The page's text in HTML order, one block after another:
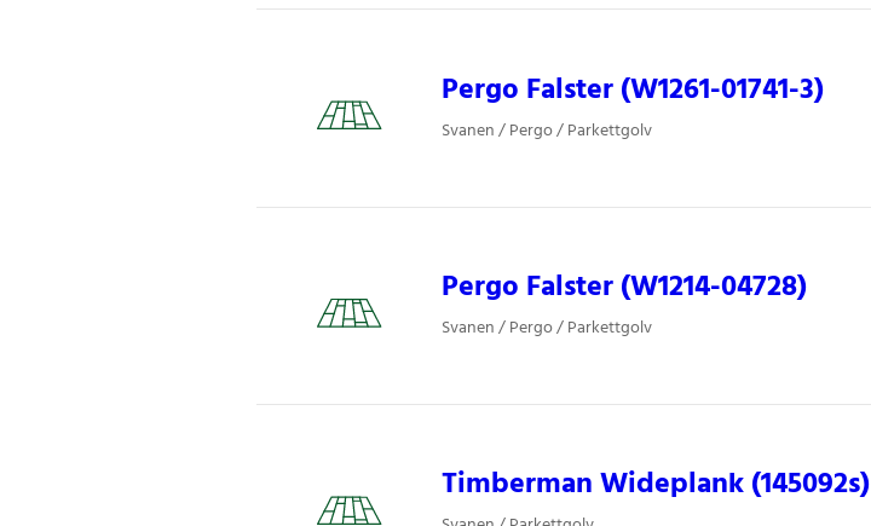
Pergo Falster (W1261-01741-3)
Svanen / Pergo / Parkettgolv
Pergo Falster (W1214-04728)
Svanen / Pergo / Parkettgolv
Timberman Wideplank (145092s)